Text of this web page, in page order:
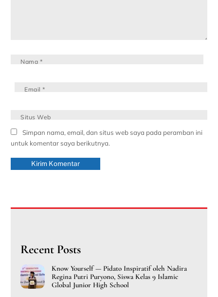
Nama *
Email*
Situs Web
Simpan nama, email, dan situs web saya pada peramban ini
untuk komentar saya berikutnya.
Recent Posts
Know Yourself — Pidato Inspiratif oleh Nadira
Regina Putri Puryono, Siswa Kelas 9 Islamic
Global Junior High School